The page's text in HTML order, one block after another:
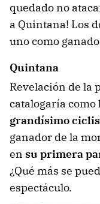
quedado no
a Quintana! Los
uno como
Quintana
Revelación de la
catalogaría como
grandísimo
ganador de la
en su primera
¿Qué más se
espectáculo.